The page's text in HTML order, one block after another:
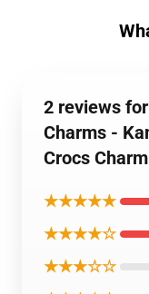
2 reviews
Charms -
Crocs Charm
★★★★★
★★★★☆
★★★☆☆